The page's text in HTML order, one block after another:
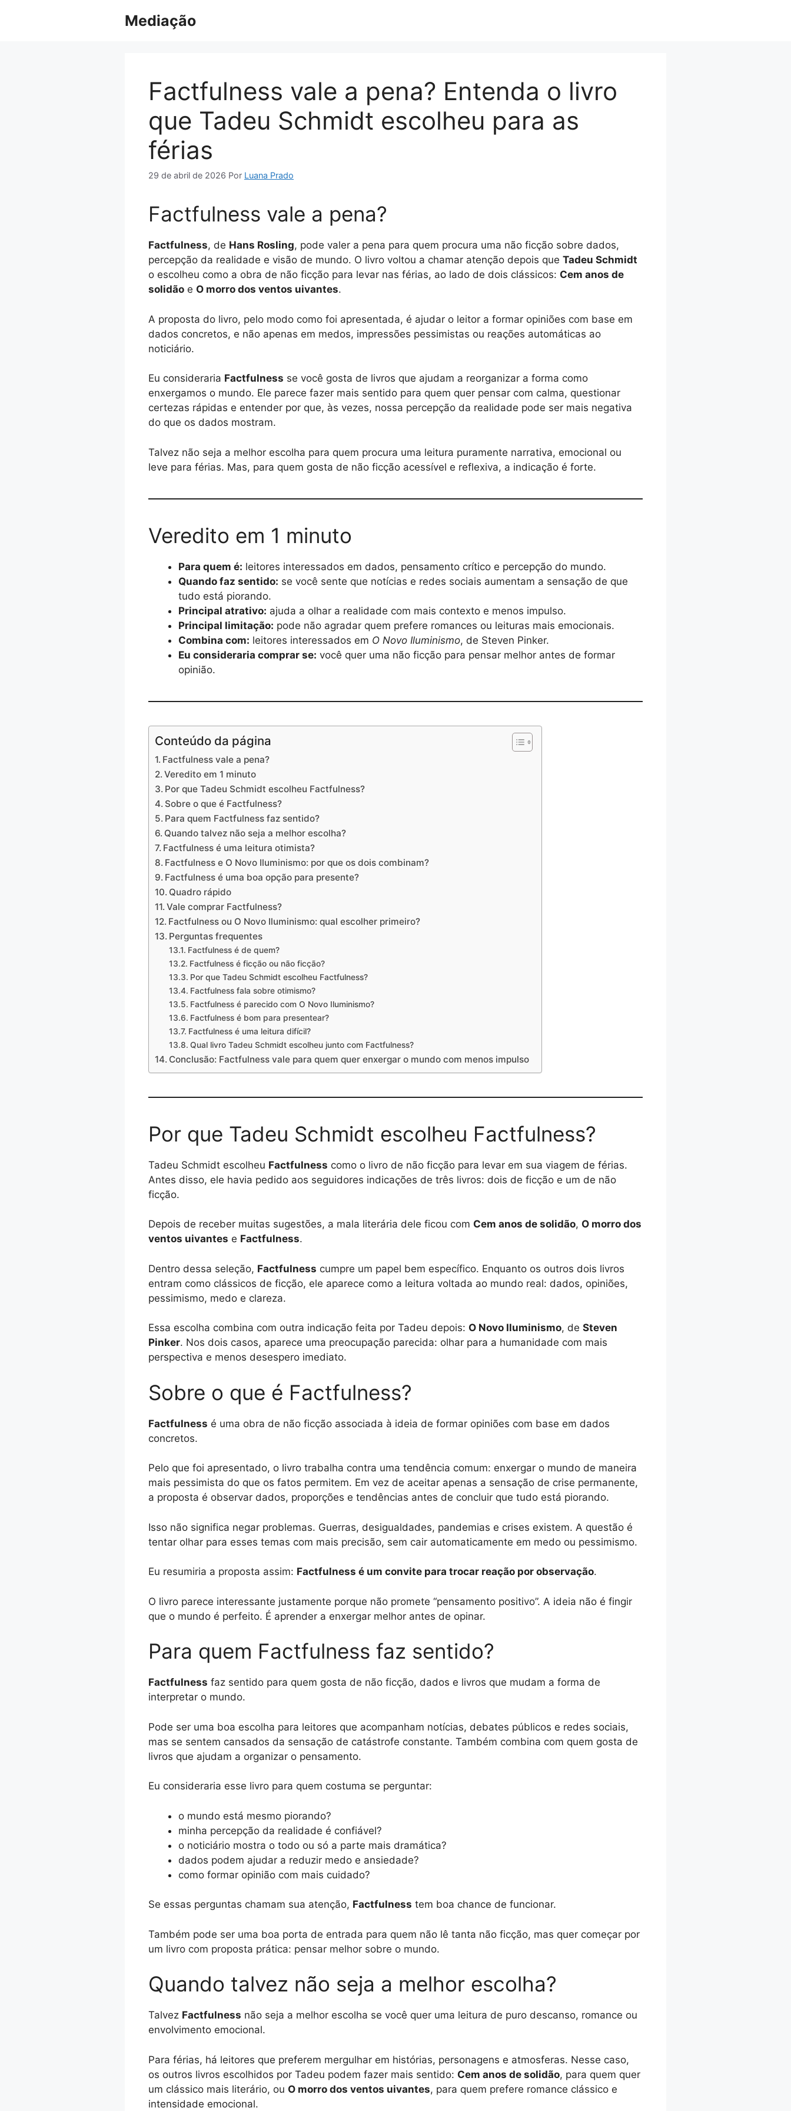
Mediação
Factfulness vale a pena? Entenda o livro
que Tadeu Schmidt escolheu para as
férias
29 de abril de 2026 Por Luana Prado
Factfulness vale a pena?
Factfulness, de Hans Rosling, pode valer a pena para quem procura uma não ficção sobre dados,
percepção da realidade e visão de mundo. O livro voltou a chamar atenção depois que Tadeu Schmidt
o escolheu como a obra de não ficção para levar nas férias, ao lado de dois clássicos: Cem anos de
solidão e O morro dos ventos uivantes.
A proposta do livro, pelo modo como foi apresentada, é ajudar o leitor a formar opiniões com base em
dados concretos, e não apenas em medos, impressões pessimistas ou reações automáticas ao
noticiário.
Eu consideraria Factfulness se você gosta de livros que ajudam a reorganizar a forma como
enxergamos o mundo. Ele parece fazer mais sentido para quem quer pensar com calma, questionar
certezas rápidas e entender por que, às vezes, nossa percepção da realidade pode ser mais negativa
do que os dados mostram.
Talvez não seja a melhor escolha para quem procura uma leitura puramente narrativa, emocional ou
leve para férias. Mas, para quem gosta de não ficção acessível e reflexiva, a indicação é forte.
Veredito em 1 minuto
Para quem é: leitores interessados em dados, pensamento crítico e percepção do mundo.
Quando faz sentido: se você sente que notícias e redes sociais aumentam a sensação de que
tudo está piorando.
Principal atrativo: ajuda a olhar a realidade com mais contexto e menos impulso.
Principal limitação: pode não agradar quem prefere romances ou leituras mais emocionais.
Combina com: leitores interessados em O Novo Iluminismo, de Steven Pinker.
Eu consideraria comprar se: você quer uma não ficção para pensar melhor antes de formar
opinião.
Conteúdo da página
Factfulness vale a pena?
Veredito em 1 minuto
Por que Tadeu Schmidt escolheu Factfulness?
Sobre o que é Factfulness?
Para quem Factfulness faz sentido?
Quando talvez não seja a melhor escolha?
Factfulness é uma leitura otimista?
Factfulness e O Novo Iluminismo: por que os dois combinam?
Factfulness é uma boa opção para presente?
Quadro rápido
Vale comprar Factfulness?
Factfulness ou O Novo Iluminismo: qual escolher primeiro?
Perguntas frequentes
Factfulness é de quem?
Factfulness é ficção ou não ficção?
Por que Tadeu Schmidt escolheu Factfulness?
Factfulness fala sobre otimismo?
Factfulness é parecido com O Novo Iluminismo?
Factfulness é bom para presentear?
Factfulness é uma leitura difícil?
Qual livro Tadeu Schmidt escolheu junto com Factfulness?
Conclusão: Factfulness vale para quem quer enxergar o mundo com menos impulso
Por que Tadeu Schmidt escolheu Factfulness?
Tadeu Schmidt escolheu Factfulness como o livro de não ficção para levar em sua viagem de férias.
Antes disso, ele havia pedido aos seguidores indicações de três livros: dois de ficção e um de não
ficção.
Depois de receber muitas sugestões, a mala literária dele ficou com Cem anos de solidão, O morro dos
ventos uivantes e Factfulness.
Dentro dessa seleção, Factfulness cumpre um papel bem específico. Enquanto os outros dois livros
entram como clássicos de ficção, ele aparece como a leitura voltada ao mundo real: dados, opiniões,
pessimismo, medo e clareza.
Essa escolha combina com outra indicação feita por Tadeu depois: O Novo Iluminismo, de Steven
Pinker. Nos dois casos, aparece uma preocupação parecida: olhar para a humanidade com mais
perspectiva e menos desespero imediato.
Sobre o que é Factfulness?
Factfulness é uma obra de não ficção associada à ideia de formar opiniões com base em dados
concretos.
Pelo que foi apresentado, o livro trabalha contra uma tendência comum: enxergar o mundo de maneira
mais pessimista do que os fatos permitem. Em vez de aceitar apenas a sensação de crise permanente,
a proposta é observar dados, proporções e tendências antes de concluir que tudo está piorando.
Isso não significa negar problemas. Guerras, desigualdades, pandemias e crises existem. A questão é
tentar olhar para esses temas com mais precisão, sem cair automaticamente em medo ou pessimismo.
Eu resumiria a proposta assim: Factfulness é um convite para trocar reação por observação.
O livro parece interessante justamente porque não promete “pensamento positivo”. A ideia não é fingir
que o mundo é perfeito. É aprender a enxergar melhor antes de opinar.
Para quem Factfulness faz sentido?
Factfulness faz sentido para quem gosta de não ficção, dados e livros que mudam a forma de
interpretar o mundo.
Pode ser uma boa escolha para leitores que acompanham notícias, debates públicos e redes sociais,
mas se sentem cansados da sensação de catástrofe constante. Também combina com quem gosta de
livros que ajudam a organizar o pensamento.
Eu consideraria esse livro para quem costuma se perguntar:
o mundo está mesmo piorando?
minha percepção da realidade é confiável?
o noticiário mostra o todo ou só a parte mais dramática?
dados podem ajudar a reduzir medo e ansiedade?
como formar opinião com mais cuidado?
Se essas perguntas chamam sua atenção, Factfulness tem boa chance de funcionar.
Também pode ser uma boa porta de entrada para quem não lê tanta não ficção, mas quer começar por
um livro com proposta prática: pensar melhor sobre o mundo.
Quando talvez não seja a melhor escolha?
Talvez Factfulness não seja a melhor escolha se você quer uma leitura de puro descanso, romance ou
envolvimento emocional.
Para férias, há leitores que preferem mergulhar em histórias, personagens e atmosferas. Nesse caso,
os outros livros escolhidos por Tadeu podem fazer mais sentido: Cem anos de solidão, para quem quer
um clássico mais literário, ou O morro dos ventos uivantes, para quem prefere romance clássico e
intensidade emocional.